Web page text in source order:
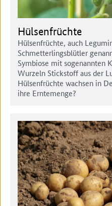
Hülsenfrüchte
Hülsenfrüchte, auch
Schmetterlingsblütler
Symbiose mit sogenannten
Wurzeln Stickstoff aus der
Hülsenfrüchte wachsen in
ihre Erntemenge?